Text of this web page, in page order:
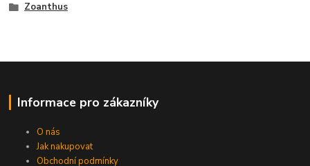
Zoanthus
Informace pro zákazníky
O nás
Jak nakupovat
Obchodní podmínky